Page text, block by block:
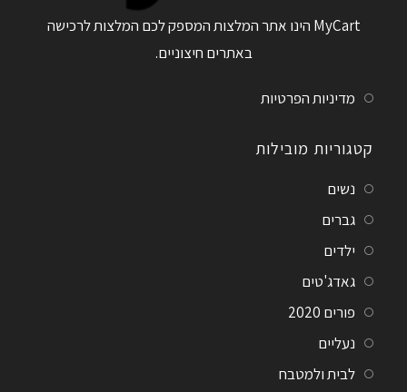
MyCart הינו אתר המלצות המספק לכם המלצות לרכישה
באתרים חיצוניים.
מדיניות הפרטיות
קטגוריות מובילות
נשים
גברים
ילדים
גאדג'טים
פורים 2020
נעליים
לבית ולמטבח